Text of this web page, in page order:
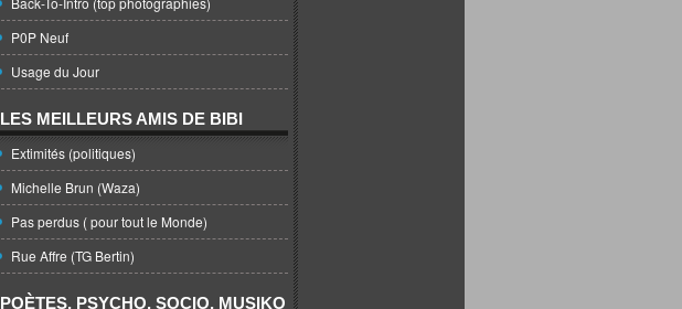
P0P Neuf
Usage du Jour
LES MEILLEURS AMIS DE BIBI
Extimités (politiques)
Michelle Brun (Waza)
Pas perdus ( pour tout le Monde)
Rue Affre (TG Bertin)
POÈTES, PSYCHO, SOCIO, MUSIKO